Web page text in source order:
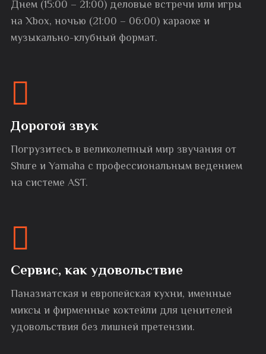
Днем (15:00 – 21:00) деловые встречи или игры
на Xbox, ночью (21:00 – 06:00) караоке и
музыкально-клубный формат.
Дорогой звук
Погрузитесь в великолепный мир звучания от
Shure и Yamaha с профессиональным ведением
на системе AST.
Сервис, как удовольствие
Паназиатская и европейская кухни, именные
миксы и фирменные коктейли для ценителей
удовольствия без лишней претензии.